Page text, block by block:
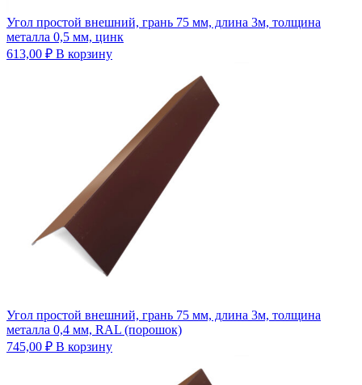
Угол простой внешний, грань 75 мм, длина 3м, толщина
металла 0,5 мм, цинк
613,00 ₽ В корзину
Угол простой внешний, грань 75 мм, длина 3м, толщина
металла 0,4 мм, RAL (порошок)
745,00 ₽ В корзину